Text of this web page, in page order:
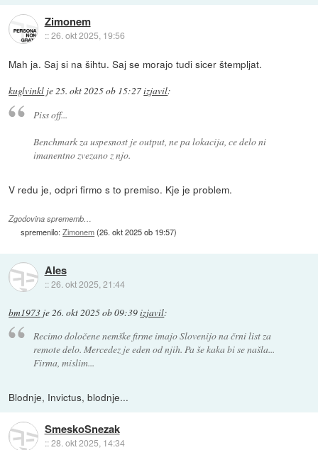
Zimonem
::26. okt 2025, 19:56
Mah ja. Saj si na šihtu. Saj se morajo tudi sicer štempljat.
kuglvinkl je25. okt 2025 ob 15:27izjavil:
Piss off...
Benchmark za uspesnost je output, ne pa lokacija, ce delo ni
imanentno zvezano z njo.
V redu je, odpri firmo s to premiso. Kje je problem.
Zgodovina sprememb…
spremenilo:Zimonem(26. okt 2025 ob 19:57)
Ales
::26. okt 2025, 21:44
bm1973 je 26. okt 2025 ob 09:39izjavil:
Recimo določene nemške firme imajo Slovenijo na črni list za
remote delo. Mercedez je eden od njih. Pa še kaka bi se našla...
Firma, mislim...
Blodnje, Invictus, blodnje...
SmeskoSnezak
::28. okt 2025, 14:34